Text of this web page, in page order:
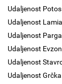
Udaljenost
Udaljenost
Udaljenost
Udaljenost
Udaljenost
Udaljenost